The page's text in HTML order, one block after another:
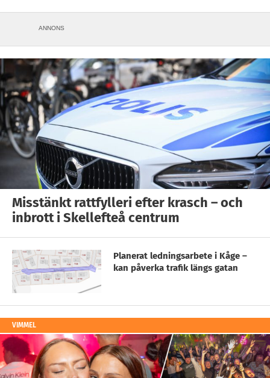
ANNONS
Misstänkt rattfylleri efter krasch – och
inbrott i Skellefteå centrum
Planerat ledningsarbete i Kåge –
kan påverka trafik längs gatan
VIMMEL